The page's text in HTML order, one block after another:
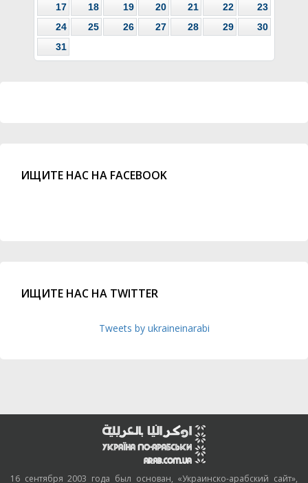
17
18 19 20 21 22
23
24
25 26 27 28 29
30
31
ИЩИТЕ НАС НА FACEBOOK
ИЩИТЕ НАС НА TWITTER
Tweets by ukraineinarabi
16 сентября 2003 года был основан, «Украинско-арабский сайт»,